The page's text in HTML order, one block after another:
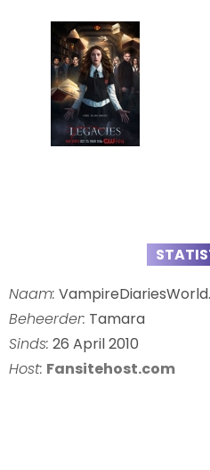
Naam:
Beheerder: Tamara
Sinds: 26 April 2010
Host: Fansitehost.com